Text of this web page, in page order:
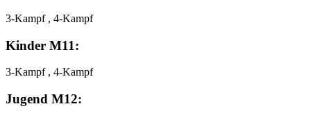
3-Kampf , 4-Kampf
Kinder M11:
3-Kampf , 4-Kampf
Jugend M12: